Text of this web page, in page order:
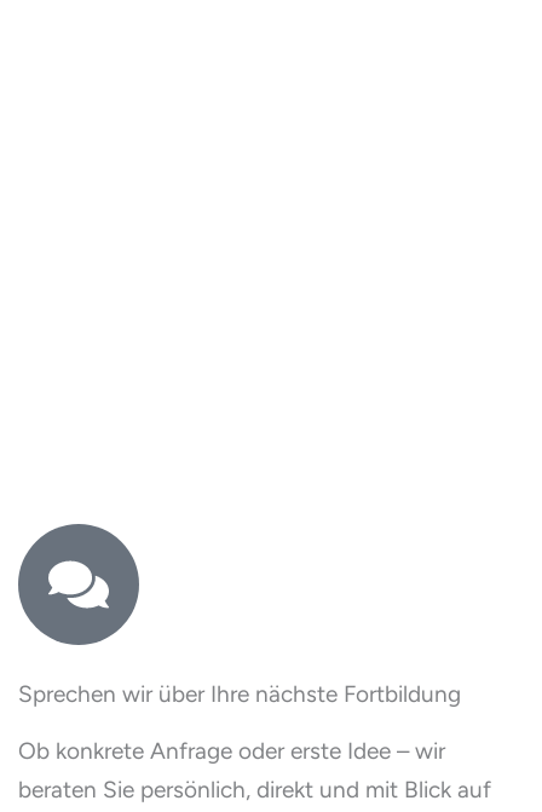
Sprechen wir über Ihre nächste Fortbildung
Ob konkrete Anfrage oder erste Idee – wir
beraten Sie persönlich, direkt und mit Blick auf